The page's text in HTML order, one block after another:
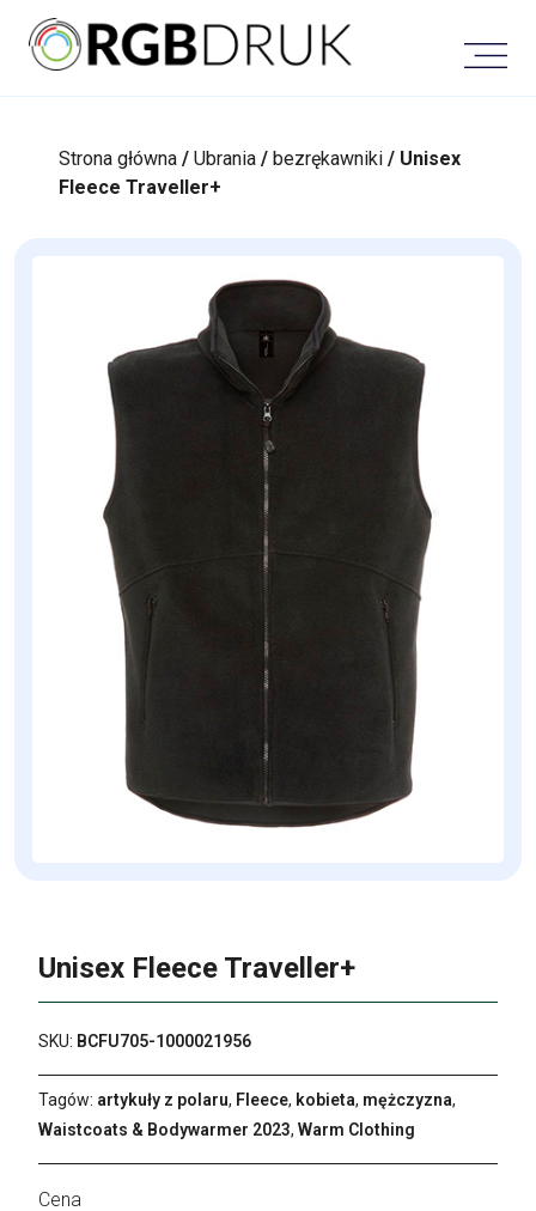
content
Strona główna /Ubrania /bezrękawniki / Unisex
Fleece Traveller+
Unisex Fleece Traveller+
SKU: BCFU705-1000021956
Tagów: artykuły z polaru, Fleece, kobieta, mężczyzna,
Waistcoats & Bodywarmer 2023, Warm Clothing